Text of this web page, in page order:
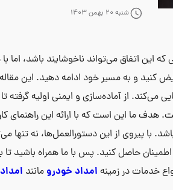
شنبه 20 بهمن 1403
این اتفاق می‌تواند ناخوشایند باشد، اما
کنید و به مسیر خود ادامه دهید. این
می‌کند. از آماده‌سازی و ایمنی اولیه گرفته
ما این است که با ارائه این راهنمای
با پیروی از این دستورالعمل‌ها، نه تنها
حاصل کنید. پس با ما همراه باشید
خدمات در زمینه امداد خودرو مانند